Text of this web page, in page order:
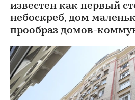
известен как первый
небоскреб, дом
прообраз домов-